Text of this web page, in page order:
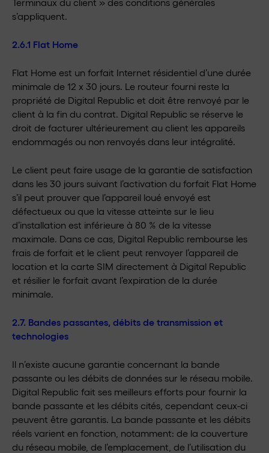
s’appliquent.
2.6.1 Flat Home
Flat Home est un forfait Internet résidentiel d’une durée
minimale de 12 x 30 jours. Le routeur fourni reste la
propriété de Digital Republic et doit être renvoyé par le
client à la fin du contrat. Digital Republic se réserve le
droit de facturer ultérieurement au client les appareils
endommagés ou non renvoyés dans leur intégralité.
Le client peut faire usage de la garantie de satisfaction
dans les 30 jours suivant l’activation du forfait Flat Home
s’il peut prouver que l’appareil loué envoyé est
défectueux ou que la vitesse atteinte sur le lieu
d’installation est inférieure à 80 % de la vitesse
maximale. Dans ce cas, Digital Republic rembourse les
frais de forfait et le client peut renvoyer l’appareil de
location et la carte SIM directement à Digital Republic
et résilier le forfait avant l’expiration de la durée
minimale.
2.7. Bandes passantes, débits de transmission et
technologies
Il n’existe aucune garantie concernant la bande
passante ou les débits de données sur le réseau mobile.
Digital Republic fait ses meilleurs efforts pour fournir la
bande passante et les débits cités, cependant ceux-ci
peuvent être garantis. La bande passante et les débits
réels varient en fonction, notamment: de la couverture
du réseau mobile, de l’emplacement, de l’utilisation du